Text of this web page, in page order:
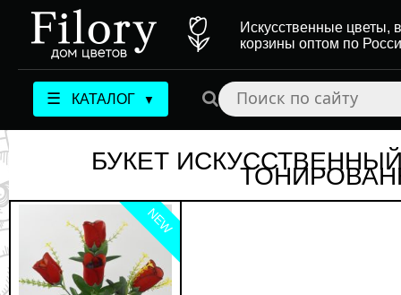
Искусственные цветы,
корзины оптом по
☰ КАТАЛОГ ▼
БУКЕТ
NEW